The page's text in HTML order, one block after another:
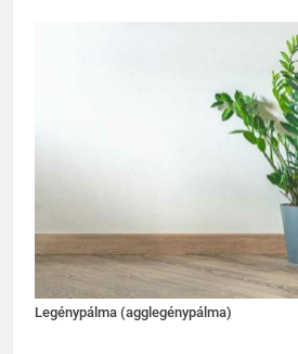
Legénypálma (agglegénypálma)